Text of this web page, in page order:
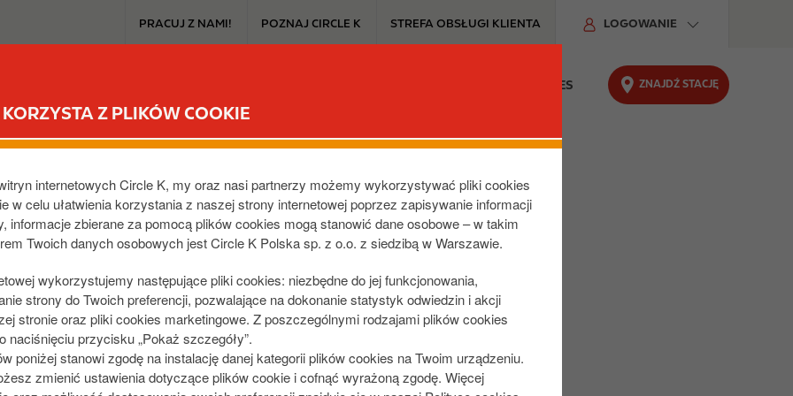
Z PLIKÓW COOKIE
internetowych Circle K, my oraz nasi partnerzy możemy wykorzystywać pliki cookies
w celu ułatwienia korzystania z naszej strony internetowej poprzez zapisywanie informacji
informacje zbierane za pomocą plików cookies mogą stanowić dane osobowe – w takim
Twoich danych osobowych jest Circle K Polska sp. z o.o. z siedzibą w Warszawie.
wykorzystujemy następujące pliki cookies: niezbędne do jej funkcjonowania,
strony do Twoich preferencji, pozwalające na dokonanie statystyk odwiedzin i akcji
stronie oraz pliki cookies marketingowe. Z poszczególnymi rodzajami plików cookies
naciśnięciu przycisku „Pokaż szczegóły”.
poniżej stanowi zgodę na instalację danej kategorii plików cookies na Twoim urządzeniu.
zmienić ustawienia dotyczące plików cookie i cofnąć wyrażoną zgodę. Więcej
n
u
PRACUJ Z NAMI! POZNAJ CIRCLE K STREFA OBSŁUGI KLIENTA LOGOWANIE
ODPOWIEDZIALNY BIZNES ZNAJDŹ STACJĘ
BIALA, ANDERSA
,PL